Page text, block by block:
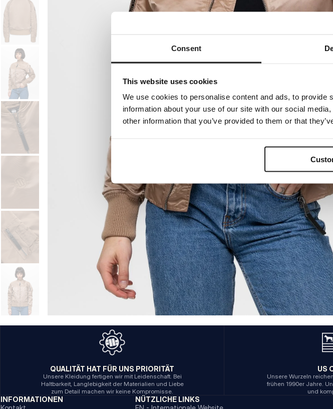
Consent
This website uses cookies
We use cookies to personalise content and ads, to
information about your use of our site with our social
other information that you’ve provided to them or that
QUALITÄT HAT FÜR UNS PRIORITÄT
Unsere Kleidung fertigen wir mit Leidenschaft. Bei
Haltbarkeit, Langlebigkeit der Materialien und Liebe
zum Detail machen wir keine Kompromisse.
US
Unsere Wurzeln
frühen 1990er Jahre.
und
INFORMATIONEN
NÜTZLICHE LINKS